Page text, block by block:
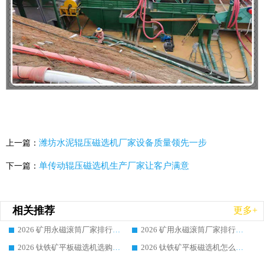
上一篇： 潍坊水泥辊压磁选机厂家设备质量领先一步
下一篇： 单传动辊压磁选机生产厂家让客户满意
相关推荐 更多+
2026 矿用永磁滚筒厂家排行榜选购干货指南 行业口碑标杆华体会手机网页版-华体会(中国) 实力出众
2026 矿用永磁滚筒厂家排行榜选购指南，行业口碑领域强者华体会手机网页版-华体会(中国)
2026 钛铁矿平板磁选机选购全攻略 市场公认优质品牌厂家实力排行榜
2026 钛铁矿平板磁选机怎么选 靠谱生产企业实力排行榜选购参考攻略